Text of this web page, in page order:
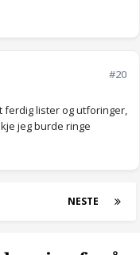
#20
ferdig lister og utforinger,
jeg burde ringe
NESTE